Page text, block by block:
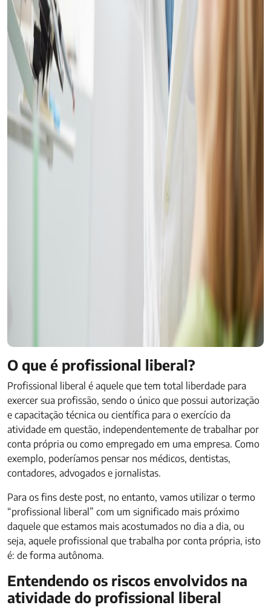
O que é profissional liberal?
Profissional liberal é aquele que tem total liberdade para
exercer sua profissão, sendo o único que possui autorização
e capacitação técnica ou científica para o exercício da
atividade em questão, independentemente de trabalhar por
conta própria ou como empregado em uma empresa. Como
exemplo, poderíamos pensar nos médicos, dentistas,
contadores, advogados e jornalistas.
Para os fins deste post, no entanto, vamos utilizar o termo
“profissional liberal” com um significado mais próximo
daquele que estamos mais acostumados no dia a dia, ou
seja, aquele profissional que trabalha por conta própria, isto
é: de forma autônoma.
Entendendo os riscos envolvidos na
atividade do profissional liberal